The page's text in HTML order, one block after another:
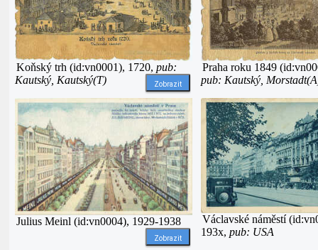
Koňský trh (id:vn0001), 1720, pub:
Kautský, Kautský(T)
Zobrazit
Praha roku 1849
pub: Kautský,
Julius Meinl (id:vn0004), 1929-1938
Zobrazit
Václavské náměstí
193x, pub: USA